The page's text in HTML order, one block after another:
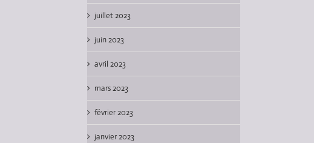
juillet 2023
juin 2023
avril 2023
mars 2023
février 2023
janvier 2023